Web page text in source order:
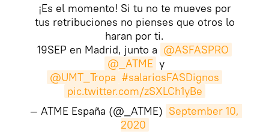
¡Es el momento! Si tu no te mueves por
tus retribuciones no pienses que otros lo
haran por ti.
19SEP en Madrid, junto a @ASFASPRO
@_ATME y
@UMT_Tropa #salariosFASDignos
pic.twitter.com/zSXLCh1yBe
— ATME España (@_ATME) September 10,
2020